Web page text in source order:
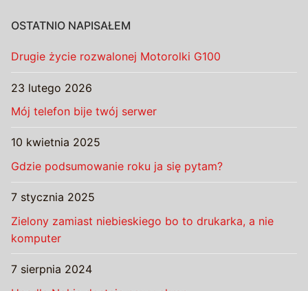
OSTATNIO NAPISAŁEM
Drugie życie rozwalonej Motorolki G100
23 lutego 2026
Mój telefon bije twój serwer
10 kwietnia 2025
Gdzie podsumowanie roku ja się pytam?
7 stycznia 2025
Zielony zamiast niebieskiego bo to drukarka, a nie
komputer
7 sierpnia 2024